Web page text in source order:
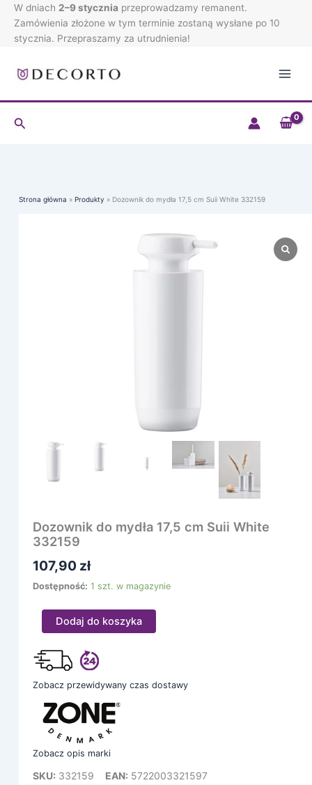
Przejdź
treści
W dniach 2–9 stycznia przeprowadzamy remanent.
Zamówienia złożone w tym terminie zostaną wysłane po 10
stycznia. Przepraszamy za utrudnienia!
Szukaj
Strona główna Produkty Dozownik do mydła 17,5 cm Suii White 332159
Dozownik do mydła 17,5 cm Suii White
332159
107,90 zł
Dostępność: 1 szt. w magazynie
Dodaj do koszyka
Zobacz przewidywany czas dostawy
Zobacz opis marki
SKU: 332159 EAN: 5722003321597
mydła
17,5
cm
Suii
332159